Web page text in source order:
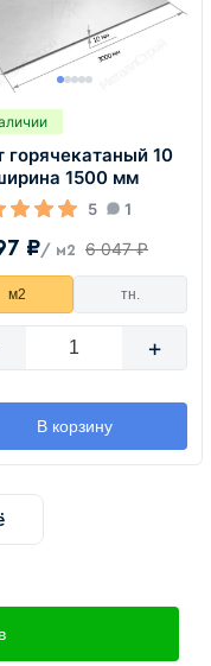
горячекатаный 10
1500 мм
5 1
₽/ м2 6 047 ₽
м2 тн.
+
В корзину